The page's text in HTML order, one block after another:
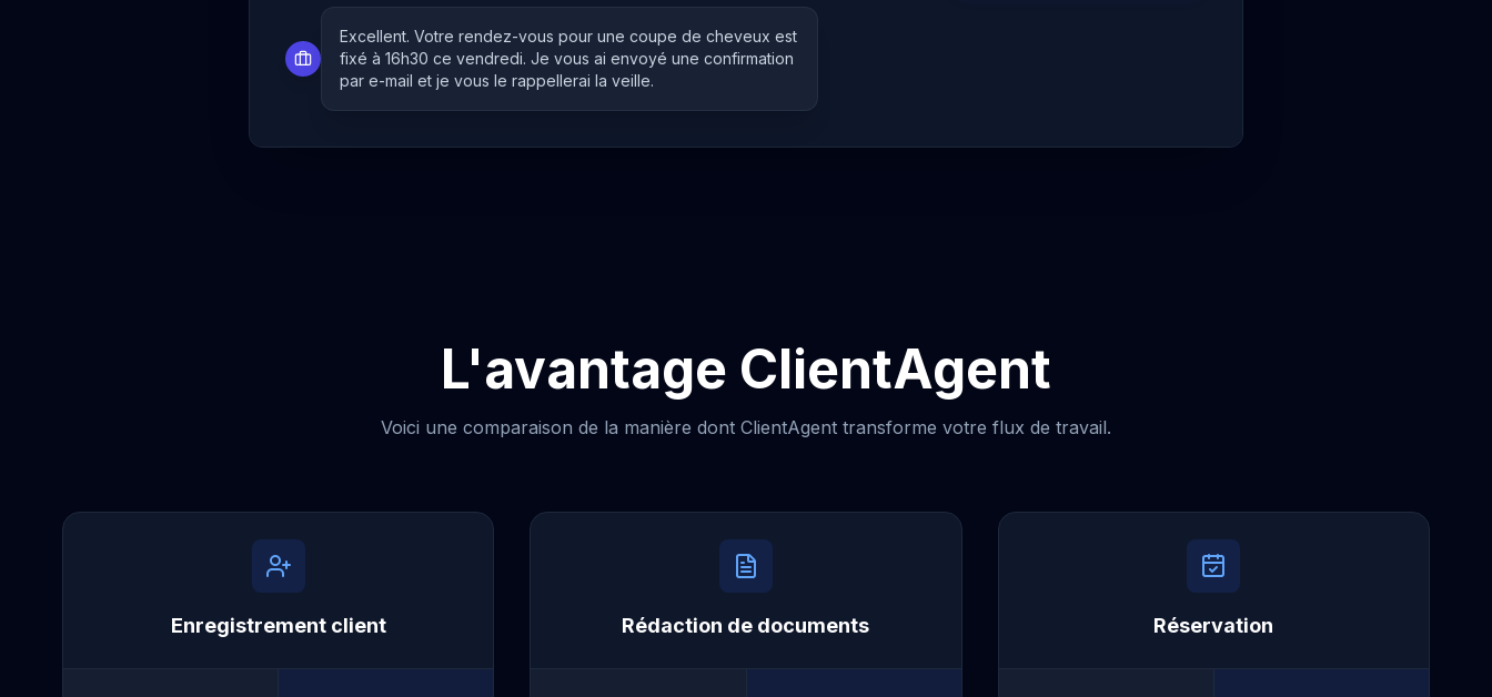
Excellent. Votre rendez-vous pour une coupe de cheveux est
fixé à 16h30 ce vendredi. Je vous ai envoyé une confirmation
par e-mail et je vous le rappellerai la veille.
L'avantage ClientAgent
Voici une comparaison de la manière dont ClientAgent transforme votre flux de travail.
Enregistrement client Rédaction de documents Réservation